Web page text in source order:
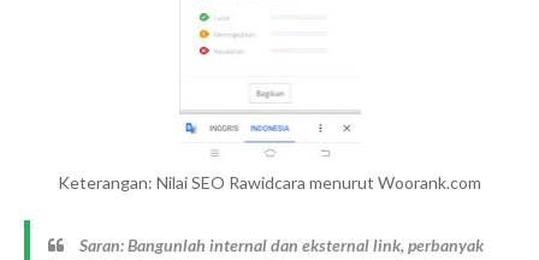
Keterangan: Nilai SEO Rawidcara menurut Woorank.com
Saran: Bangunlah internal dan eksternal link, perbanyak